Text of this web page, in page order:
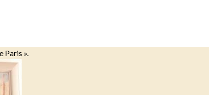
Paris ».